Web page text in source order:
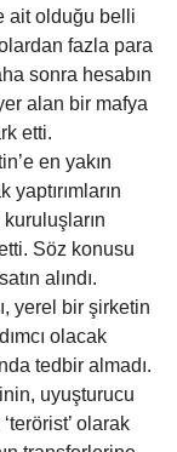
ait olduğu belli
fazla para
sonra hesabın
alan bir mafya
etti.
en yakın
kuruluşların
Söz konusu
alındı.
yerel bir şirketin
olacak
tedbir almadı.
uyuşturucu
olarak